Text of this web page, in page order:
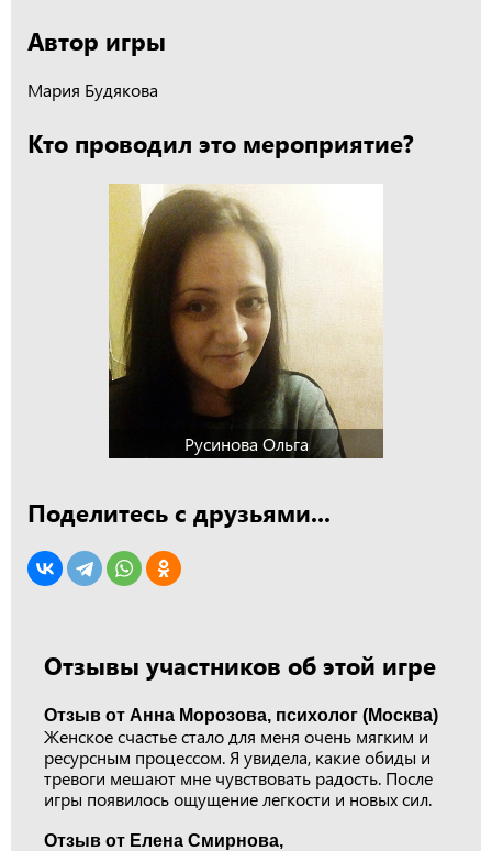
Автор игры
Мария Будякова
Кто проводил это мероприятие?
Русинова Ольга
Поделитесь с друзьями...
Отзывы участников об этой игре
Отзыв от Анна Морозова, психолог (Москва)
Женское счастье стало для меня очень мягким и
ресурсным процессом. Я увидела, какие обиды и
тревоги мешают мне чувствовать радость. После
игры появилось ощущение легкости и новых сил.
Отзыв от Елена Смирнова,